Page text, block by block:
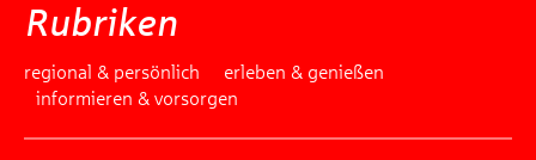
Rubriken
regional & persönlich
erleben & genießen
informieren & vorsorgen